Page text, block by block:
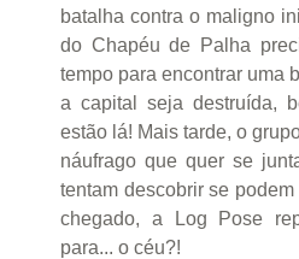
batalha contra o maligno
do Chapéu de Palha
tempo para encontrar uma
a capital seja destruída,
estão lá! Mais tarde, o
náufrago que quer se
tentam descobrir se
chegado, a Log Pose
para... o céu?!